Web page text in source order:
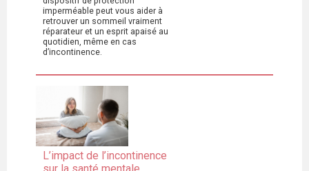
imperméable peut vous aider à
retrouver un sommeil vraiment
réparateur et un esprit apaisé au
quotidien, même en cas
d’incontinence.
L’impact de l’incontinence